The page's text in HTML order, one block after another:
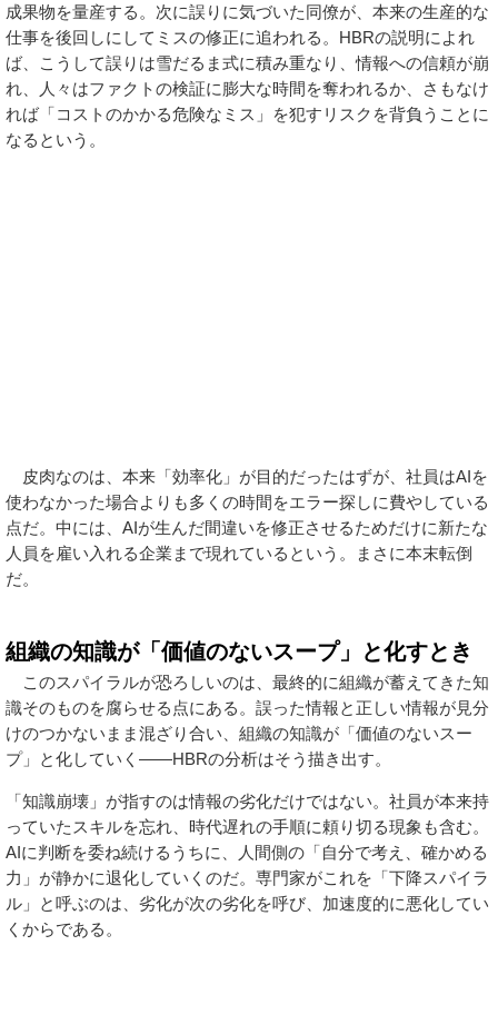
成果物を量産する。次に誤りに気づいた同僚が、本来の生産的な
仕事を後回しにしてミスの修正に追われる。HBRの説明によれ
ば、こうして誤りは雪だるま式に積み重なり、情報への信頼が崩
れ、人々はファクトの検証に膨大な時間を奪われるか、さもなけ
れば「コストのかかる危険なミス」を犯すリスクを背負うことに
なるという。
皮肉なのは、本来「効率化」が目的だったはずが、社員はAIを
使わなかった場合よりも多くの時間をエラー探しに費やしている
点だ。中には、AIが生んだ間違いを修正させるためだけに新たな
人員を雇い入れる企業まで現れているという。まさに本末転倒
だ。
組織の知識が「価値のないスープ」と化すとき
このスパイラルが恐ろしいのは、最終的に組織が蓄えてきた知
識そのものを腐らせる点にある。誤った情報と正しい情報が見分
けのつかないまま混ざり合い、組織の知識が「価値のないスー
プ」と化していく——HBRの分析はそう描き出す。
「知識崩壊」が指すのは情報の劣化だけではない。社員が本来持
っていたスキルを忘れ、時代遅れの手順に頼り切る現象も含む。
AIに判断を委ね続けるうちに、人間側の「自分で考え、確かめる
力」が静かに退化していくのだ。専門家がこれを「下降スパイラ
ル」と呼ぶのは、劣化が次の劣化を呼び、加速度的に悪化してい
くからである。